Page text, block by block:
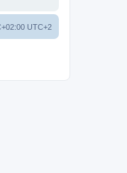
UTC+2